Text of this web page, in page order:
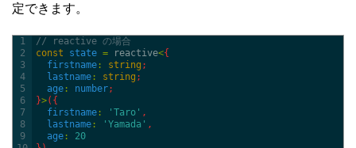
定できます。
1
2
3
4
5
6
7
8
9
// reactive の場合
const
state = reactive<{
firstname : string ;
lastname : string ;
age : number;
}>( {
firstname : 'Taro' ,
lastname : 'Yamada' ,
age :
20